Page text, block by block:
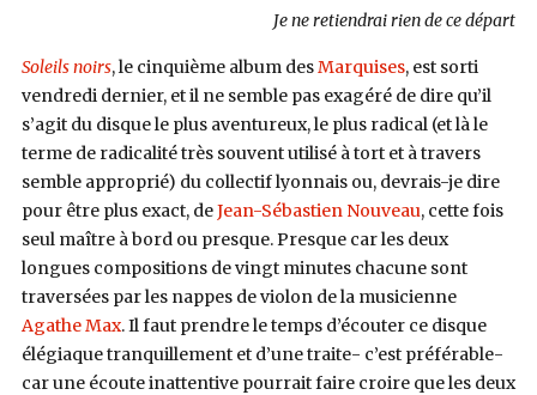
Je ne retiendrai rien de ce départ
Soleils noirs, le cinquième album desMarquises, est sorti
vendredi dernier, et il ne semble pas exagéré de dire qu’il
s’agit du disque le plus aventureux, le plus radical (et là le
terme de radicalité très souvent utilisé à tort et à travers
semble approprié) du collectif lyonnais ou, devrais-je dire
pour être plus exact, deJean-Sébastien Nouveau, cette fois
seul maître à bord ou presque. Presque car les deux
longues compositions de vingt minutes chacune sont
traversées par les nappes de violon de la musicienne
Agathe Max. Il faut prendre le temps d’écouter ce disque
élégiaque tranquillement et d’une traite- c’est préférable-
car une écoute inattentive pourrait faire croire que les deux